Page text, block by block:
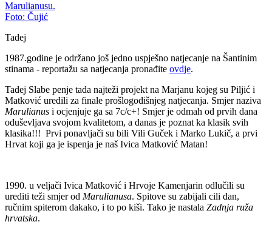
Tadej
1987.godine je održano još jedno uspješno natjecanje na Šantinim
stinama - reportažu sa natjecanja pronađite ovdje.
Tadej Slabe penje tada najteži projekt na Marjanu kojeg su Piljić i
Matković uredili za finale prošlogodišnjeg natjecanja. Smjer naziva
Marulianus i ocjenjuje ga sa 7c/c+! Smjer je odmah od prvih dana
oduševljava svojom kvalitetom, a danas je poznat ka klasik svih
klasika!!! Prvi ponavljači su bili Vili Guček i Marko Lukič, a prvi
Hrvat koji ga je ispenja je naš Ivica Matković Matan!
1990. u veljači Ivica Matković i Hrvoje Kamenjarin odlučili su
urediti teži smjer od Marulianusa. Spitove su zabijali cili dan,
ručnim spiterom dakako, i to po kiši. Tako je nastala Zadnja ruža
hrvatska.